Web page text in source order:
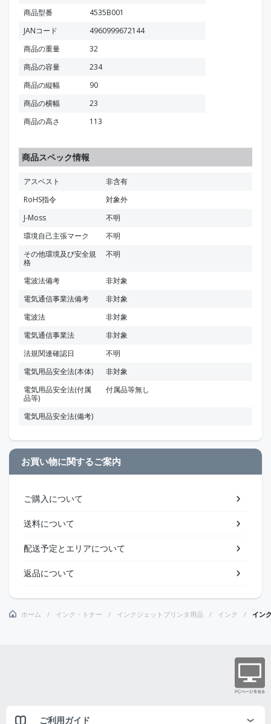
商品型番
4535B001
JANコード
4960999672144
商品の重量
32
商品の容量
234
商品の縦幅
90
商品の横幅
23
商品の高さ
113
商品スペック情報
アスベスト
非含有
RoHS指令
対象外
J-Moss
不明
環境自己主張マーク
不明
その他環境及び安全規
格
不明
電波法備考
非対象
電気通信事業法備考
非対象
電波法
非対象
電気通信事業法
非対象
法規関連確認日
不明
電気用品安全法(本体)
非対象
電気用品安全法(付属
品等)
付属品等無し
電気用品安全法(備考)
お買い物に関するご案内
ご購入について
送料について
配送予定とエリアについて
返品について
ホーム インク・トナー インクジェットプリンタ用品 インク イン
ご利用ガイド